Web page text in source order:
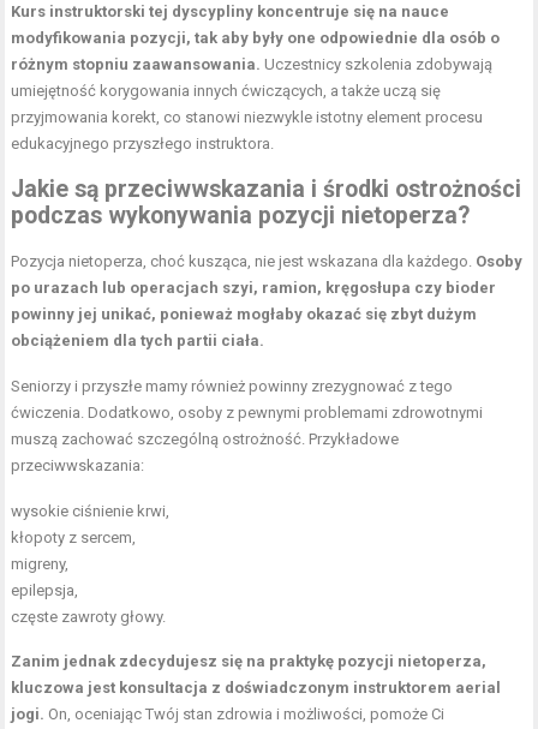
Kurs instruktorski tej dyscypliny koncentruje się na nauce
modyfikowania pozycji, tak aby były one odpowiednie dla osób o
różnym stopniu zaawansowania. Uczestnicy szkolenia zdobywają
umiejętność korygowania innych ćwiczących, a także uczą się
przyjmowania korekt, co stanowi niezwykle istotny element procesu
edukacyjnego przyszłego instruktora.
Jakie są przeciwwskazania i środki ostrożności
podczas wykonywania pozycji nietoperza?
Pozycja nietoperza, choć kusząca, nie jest wskazana dla każdego. Osoby
po urazach lub operacjach szyi, ramion, kręgosłupa czy bioder
powinny jej unikać, ponieważ mogłaby okazać się zbyt dużym
obciążeniem dla tych partii ciała.
Seniorzy i przyszłe mamy również powinny zrezygnować z tego
ćwiczenia. Dodatkowo, osoby z pewnymi problemami zdrowotnymi
muszą zachować szczególną ostrożność. Przykładowe
przeciwwskazania:
wysokie ciśnienie krwi,
kłopoty z sercem,
migreny,
epilepsja,
częste zawroty głowy.
Zanim jednak zdecydujesz się na praktykę pozycji nietoperza,
kluczowa jest konsultacja z doświadczonym instruktorem aerial
jogi. On, oceniając Twój stan zdrowia i możliwości, pomoże Ci